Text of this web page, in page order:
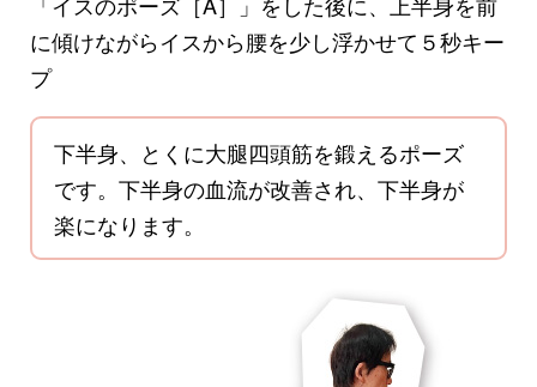
に傾けながらイスから腰を少し浮かせて５秒キー
プ
下半身、とくに大腿四頭筋を鍛えるポーズ
です。下半身の血流が改善され、下半身が
楽になります。